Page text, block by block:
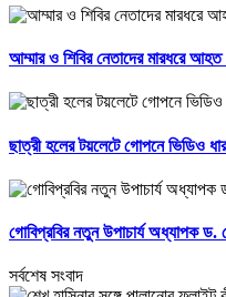
আম্মার ও শিবির নেতাদের মারধরে
ছাত্রী হলের টয়লেটে গোপনে ভিডিও
গোবিপ্রবির নতুন উপাচার্য অধ্যাপক ড.
সর্বশেষ সংবাদ